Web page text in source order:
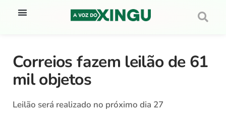
Correios fazem leilão de 61
mil objetos
Leilão será realizado no próximo dia 27